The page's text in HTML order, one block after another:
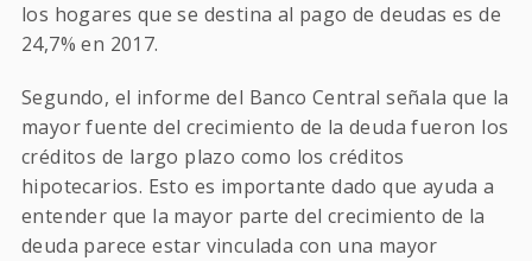
los hogares que se destina al pago de deudas es de
24,7% en 2017.
Segundo, el informe del Banco Central señala que la
mayor fuente del crecimiento de la deuda fueron los
créditos de largo plazo como los créditos
hipotecarios. Esto es importante dado que ayuda a
entender que la mayor parte del crecimiento de la
deuda parece estar vinculada con una mayor